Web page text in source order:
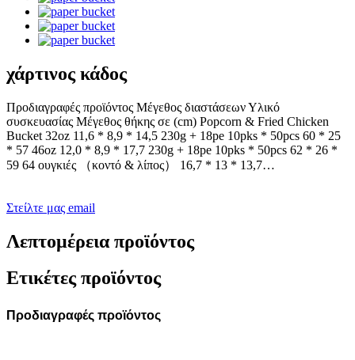
χάρτινος κάδος
Προδιαγραφές προϊόντος Μέγεθος διαστάσεων Υλικό
συσκευασίας Μέγεθος θήκης σε (cm) Popcorn & Fried Chicken
Bucket 32oz 11,6 * 8,9 * 14,5 230g + 18pe 10pks * 50pcs 60 * 25
* 57 46oz 12,0 * 8,9 * 17,7 230g + 18pe 10pks * 50pcs 62 * 26 *
59 64 ουγκιές （κοντό & λίπος） 16,7 * 13 * 13,7…
Στείλτε μας email
Λεπτομέρεια προϊόντος
Ετικέτες προϊόντος
Προδιαγραφές προϊόντος